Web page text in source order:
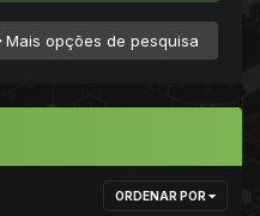
Mais opções de pesquisa
ORDENAR POR